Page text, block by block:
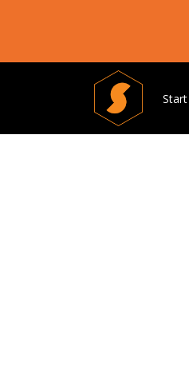
Start